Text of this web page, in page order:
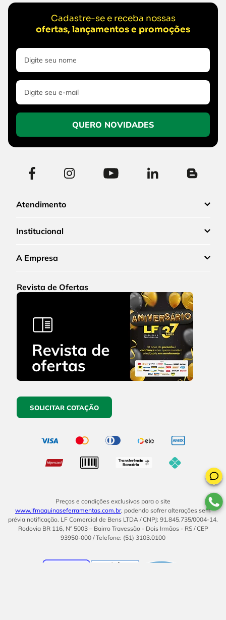
Cadastre-se e receba nossas
ofertas, lançamentos e promoções
QUERO NOVIDADES
Atendimento
Institucional
A Empresa
Revista de Ofertas
SOLICITAR COTAÇÃO
Preços e condições exclusivos para o site
www.lfmaquinaseferramentas.com.br, podendo sofrer alterações sem
prévia notificação. LF Comercial de Bens LTDA / CNPJ: 91.845.735/0004-14.
Rodovia BR 116, Nº 5003 – Bairro Travessão - Dois Irmãos - RS / CEP
93950-000 / Telefone: (51) 3103.0100